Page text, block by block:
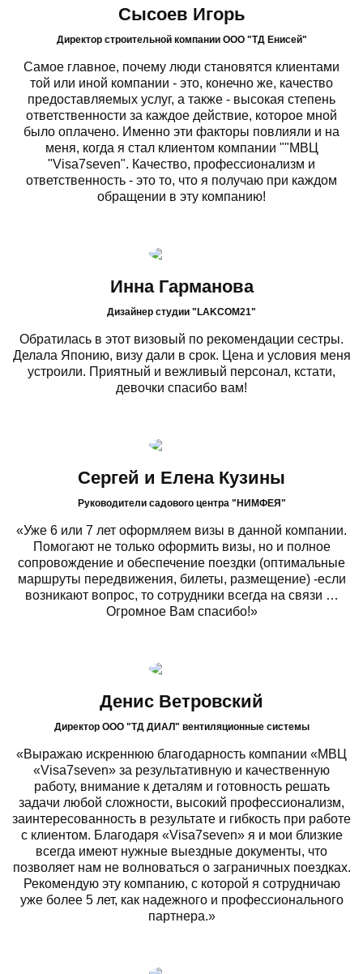
Сысоев Игорь
Директор строительной компании ООО "ТД Енисей"
Самое главное, почему люди становятся клиентами
той или иной компании - это, конечно же, качество
предоставляемых услуг, а также - высокая степень
ответственности за каждое действие, которое мной
было оплачено. Именно эти факторы повлияли и на
меня, когда я стал клиентом компании ""МВЦ
"Visa7seven". Качество, профессионализм и
ответственность - это то, что я получаю при каждом
обращении в эту компанию!
Инна Гарманова
Дизайнер студии "LAKCOM21"
Обратилась в этот визовый по рекомендации сестры.
Делала Японию, визу дали в срок. Цена и условия меня
устроили. Приятный и вежливый персонал, кстати,
девочки спасибо вам!
Сергей и Елена Кузины
Руководители садового центра "НИМФЕЯ"
«Уже 6 или 7 лет оформляем визы в данной компании.
Помогают не только оформить визы, но и полное
сопровождение и обеспечение поездки (оптимальные
маршруты передвижения, билеты, размещение) -если
возникают вопрос, то сотрудники всегда на связи …
Огромное Вам спасибо!»
Денис Ветровский
Директор ООО "ТД ДИАЛ" вентиляционные системы
«Выражаю искреннюю благодарность компании «МВЦ
«Visa7seven» за результативную и качественную
работу, внимание к деталям и готовность решать
задачи любой сложности, высокий профессионализм,
заинтересованность в результате и гибкость при работе
с клиентом. Благодаря «Visa7seven» я и мои близкие
всегда имеют нужные выездные документы, что
позволяет нам не волноваться о заграничных поездках.
Рекомендую эту компанию, с которой я сотрудничаю
уже более 5 лет, как надежного и профессионального
партнера.»